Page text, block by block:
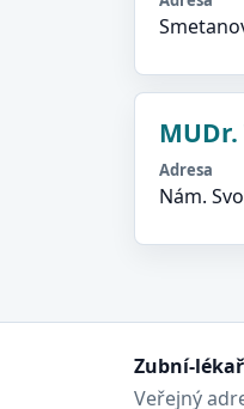
Adresa
Nám.
Zubní-
Veřejný